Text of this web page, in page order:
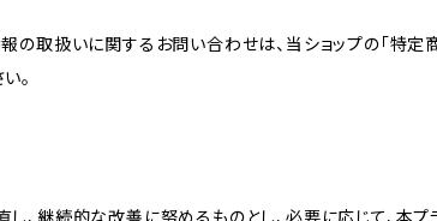
の取扱いに関するお問い合わせは、当ショップの「特
。
、継続的な改善に努めるものとし、必要に応じて、本プ